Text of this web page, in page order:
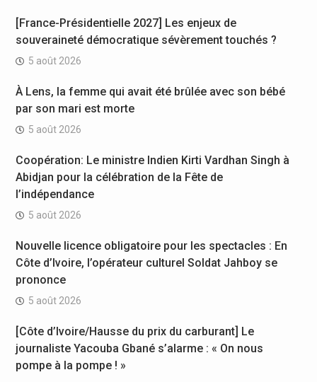
[France-Présidentielle 2027] Les enjeux de
souveraineté démocratique sévèrement touchés ?
5 août 2026
À Lens, la femme qui avait été brûlée avec son bébé
par son mari est morte
5 août 2026
Coopération: Le ministre Indien Kirti Vardhan Singh à
Abidjan pour la célébration de la Fête de
l’indépendance
5 août 2026
Nouvelle licence obligatoire pour les spectacles : En
Côte d’Ivoire, l’opérateur culturel Soldat Jahboy se
prononce
5 août 2026
[Côte d’Ivoire/Hausse du prix du carburant] Le
journaliste Yacouba Gbané s’alarme : « On nous
pompe à la pompe ! »